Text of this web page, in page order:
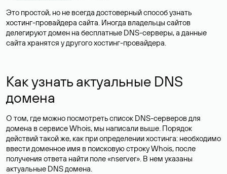
Это простой, но не всегда достоверный способ узнать
хостинг-провайдера сайта. Иногда владельцы сайтов
делегируют домен на бесплатные DNS-серверы, а данные
сайта хранятся у другого хостинг-провайдера.
Как узнать актуальные DNS
домена
О том, где можно посмотреть список DNS-серверов для
домена в сервисе Whois, мы написали выше. Порядок
действий такой же, как при определении хостинга: необходимо
ввести доменное имя в поисковую строку Whois, после
получения ответа найти поле «nserver». В нем указаны
актуальные DNS домена.